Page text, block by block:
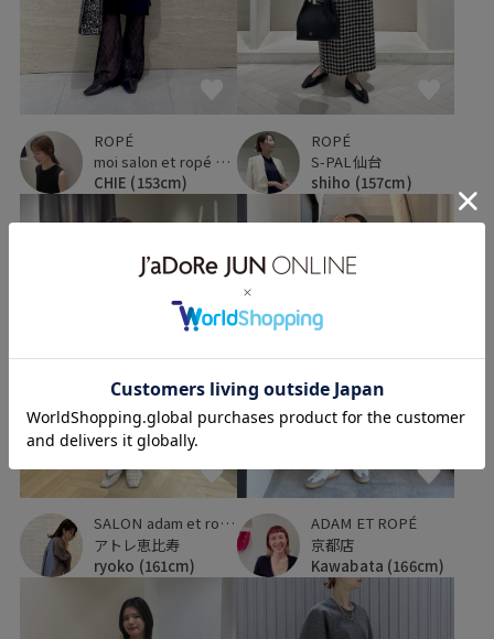
ROPÉ
moi salon et ropé 大阪高島屋
CHIE (153cm)
ROPÉ
S-PAL仙台
shiho (157cm)
SALON adam et ropé
アトレ恵比寿
ryoko (161cm)
ADAM ET ROPÉ
京都店
Kawabata (166cm)